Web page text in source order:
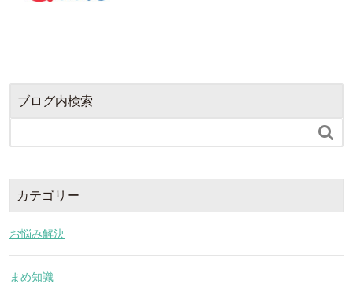
ブログ内検索

カテゴリー
お悩み解決
まめ知識